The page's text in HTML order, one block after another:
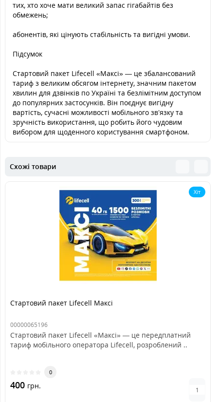
тих, хто хоче мати великий запас гігабайтів без
обмежень;
абонентів, які цінують стабільність та вигідні умови.
Підсумок
Стартовий пакет Lifecell «Максі» — це збалансований
тариф з великим обсягом інтернету, значним пакетом
хвилин для дзвінків по Україні та безлімітним доступом
до популярних застосунків. Він поєднує вигідну
вартість, сучасні можливості мобільного зв’язку та
зручність використання, що робить його чудовим
вибором для щоденного користування смартфоном.
Схожі товари
Хіт
Стартовий пакет Lifecell Максі
00000065196
Стартовий пакет Lifecell «Максі» — це передплатний
тариф мобільного оператора Lifecell, розроблений ..
0
400 грн.